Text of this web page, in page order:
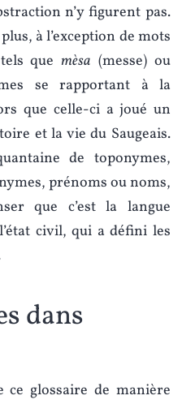
n’y figurent pas.
à l’exception de mots
que mèsa (messe) ou
se rapportant à la
que celle-ci a joué un
et la vie du Saugeais.
de toponymes,
prénoms ou noms,
que c’est la langue
civil, qui a défini les
dans
ce glossaire de manière